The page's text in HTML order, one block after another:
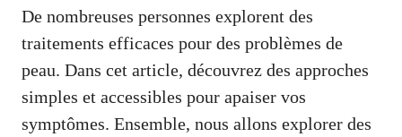
De nombreuses personnes explorent des
traitements efficaces pour des problèmes de
peau. Dans cet article, découvrez des approches
simples et accessibles pour apaiser vos
symptômes. Ensemble, nous allons explorer des